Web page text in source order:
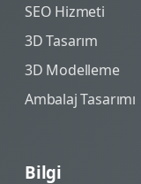
SEO Hizmeti
3D Tasarım
3D Modelleme
Ambalaj Tasarımı
Bilgi